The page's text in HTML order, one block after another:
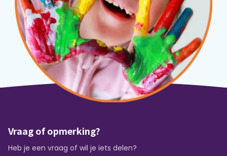
Vraag of opmerking?
Heb je een vraag of wil je iets delen?